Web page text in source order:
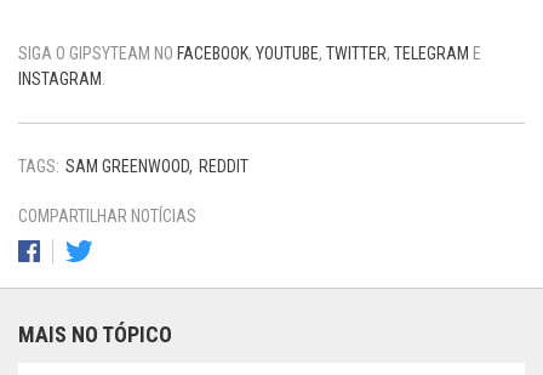
SIGA O GIPSYTEAM NO FACEBOOK, YOUTUBE, TWITTER, TELEGRAM E
INSTAGRAM
TAGS: SAM GREENWOOD REDDIT
COMPARTILHAR NOTÍCIAS
MAIS NO TÓPICO